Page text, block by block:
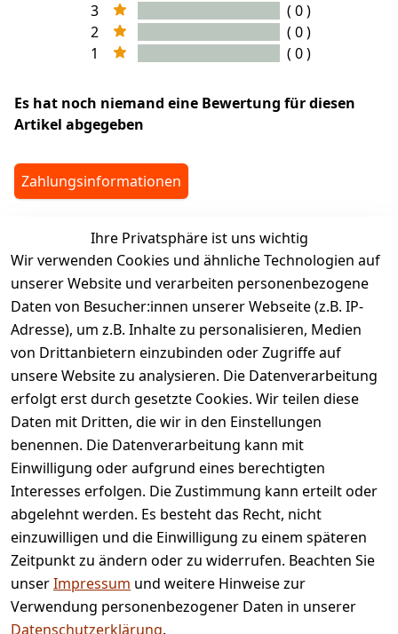
3
( 0 )
2
( 0 )
1
( 0 )
Es hat noch niemand eine Bewertung für diesen
Artikel abgegeben
Zahlungsinformationen
legalDetails
Ihre Privatsphäre ist uns wichtig
Wir verwenden Cookies und ähnliche Technologien auf
unserer Website und verarbeiten personenbezogene
Daten von Besucher:innen unserer Webseite (z.B. IP-
Adresse), um z.B. Inhalte zu personalisieren, Medien
von Drittanbietern einzubinden oder Zugriffe auf
unsere Website zu analysieren. Die Datenverarbeitung
erfolgt erst durch gesetzte Cookies. Wir teilen diese
Daten mit Dritten, die wir in den Einstellungen
benennen. Die Datenverarbeitung kann mit
Einwilligung oder aufgrund eines berechtigten
Interesses erfolgen. Die Zustimmung kann erteilt oder
abgelehnt werden. Es besteht das Recht, nicht
einzuwilligen und die Einwilligung zu einem späteren
Zeitpunkt zu ändern oder zu widerrufen. Beachten Sie
unserImpressum und weitere Hinweise zur
Verwendung personenbezogener Daten in unserer
Datenschutzerklärung.
Rechtliches
AGB
Impressum
Datenschutze
rklärung
Barrierefreihe
itserklärung
Widerrufsrec
ht
Services
Kontakt
Registrieren
Retourenpo
rtal
Vertrag